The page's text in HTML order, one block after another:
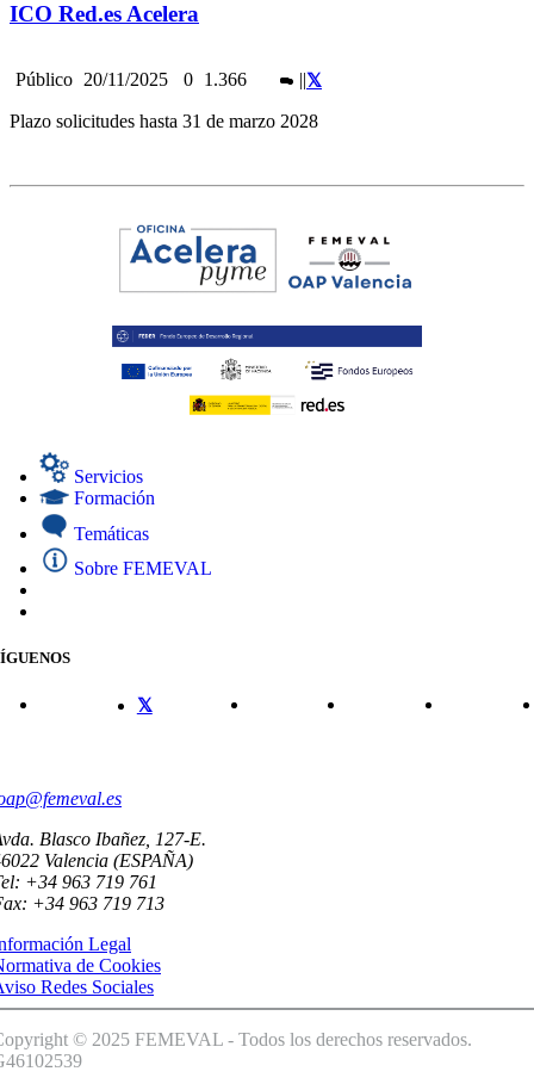
ICO Red.es Acelera
Público 20/11/2025 0 1.366 ||
Plazo solicitudes hasta 31 de marzo 2028
Servicios
Formación
Temáticas
Sobre FEMEVAL
Blasco Ibañez, 127-E.
Valencia (ESPAÑA)
+34 963 719 761
+34 963 719 713
Legal
de Cookies
Redes Sociales
© 2025 FEMEVAL - Todos los derechos reservados.